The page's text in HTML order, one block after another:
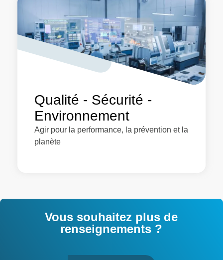
Qualité - Sécurité -
Environnement
Agir pour la performance, la prévention et la
planète
Vous souhaitez plus de
renseignements ?